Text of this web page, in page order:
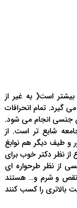
بیشتر است( به غیر از
تا ۲۵ سال شکل می گیرد. تمام انحرافات
جنسی انجام می شود.
شایع تر است. از
و طیف دیگر هم نوابغ
نظر دکتر خوب برای
از نظر طرحواره ای
نقص و شرم و… هستند
بالاتری را کسب کنند